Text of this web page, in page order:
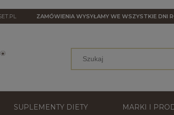
ZAMÓWIENIA WYSYŁAMY WE WSZYSTKIE DNI
SUPLEMENTY DIETY MARKI I